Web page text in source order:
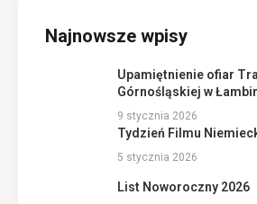
Najnowsze wpisy
Upamiętnienie ofiar
Górnośląskiej w
9 stycznia 2026
Tydzień Filmu
5 stycznia 2026
List Noworoczny 2026